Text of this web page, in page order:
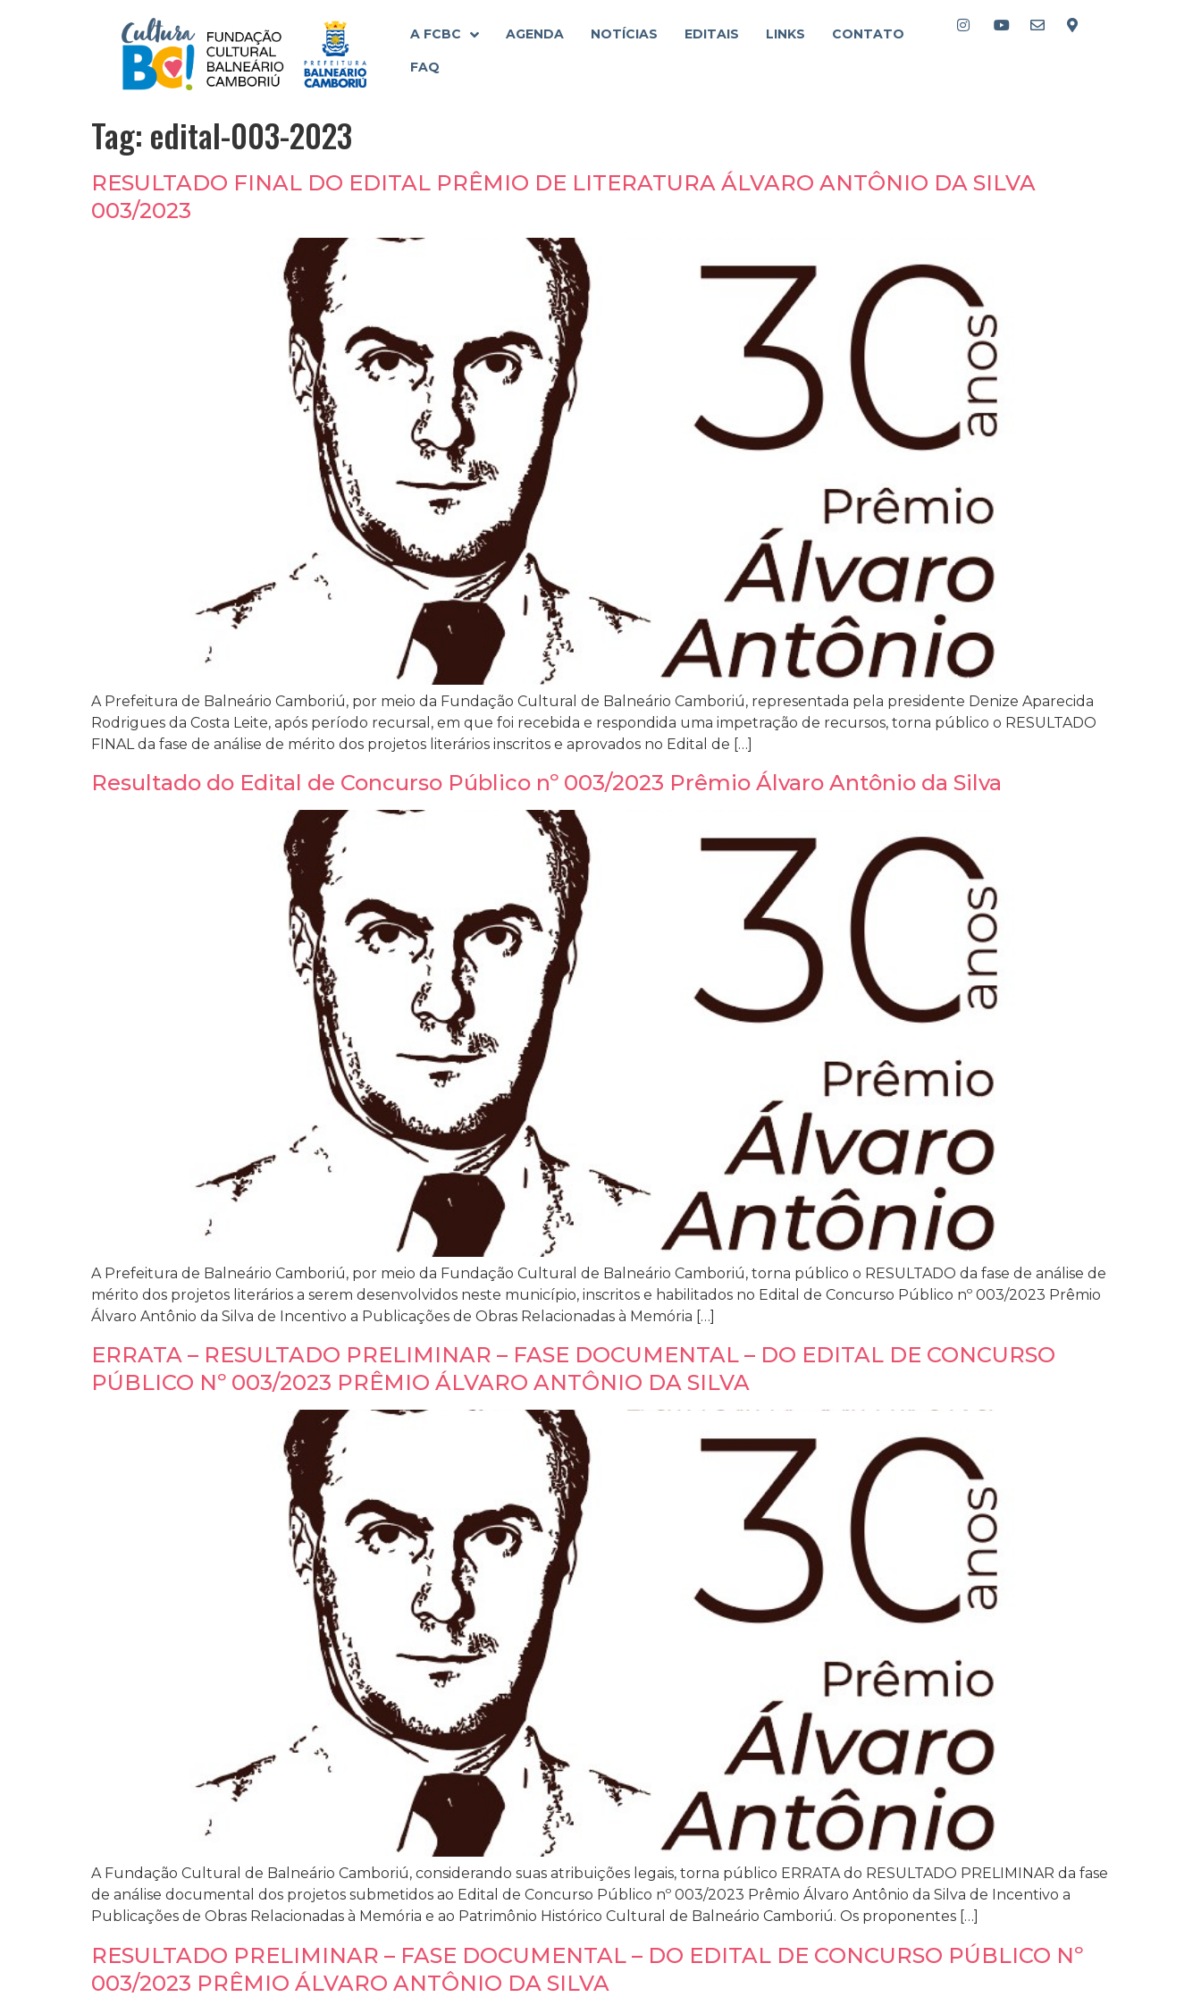
A FCBC AGENDA NOTÍCIAS EDITAIS LINKS CONTATO
FAQ
Tag: edital-003-2023
RESULTADO FINAL DO EDITAL PRÊMIO DE LITERATURA ÁLVARO ANTÔNIO DA SILVA
003/2023
A Prefeitura de Balneário Camboriú, por meio da Fundação Cultural de Balneário Camboriú, representada pela presidente Denize Aparecida
Rodrigues da Costa Leite, após período recursal, em que foi recebida e respondida uma impetração de recursos, torna público o RESULTADO
FINAL da fase de análise de mérito dos projetos literários inscritos e aprovados no Edital de […]
Resultado do Edital de Concurso Público nº 003/2023 Prêmio Álvaro Antônio da Silva
A Prefeitura de Balneário Camboriú, por meio da Fundação Cultural de Balneário Camboriú, torna público o RESULTADO da fase de análise de
mérito dos projetos literários a serem desenvolvidos neste município, inscritos e habilitados no Edital de Concurso Público nº 003/2023 Prêmio
Álvaro Antônio da Silva de Incentivo a Publicações de Obras Relacionadas à Memória […]
ERRATA – RESULTADO PRELIMINAR – FASE DOCUMENTAL – DO EDITAL DE CONCURSO
PÚBLICO Nº 003/2023 PRÊMIO ÁLVARO ANTÔNIO DA SILVA
A Fundação Cultural de Balneário Camboriú, considerando suas atribuições legais, torna público ERRATA do RESULTADO PRELIMINAR da fase
de análise documental dos projetos submetidos ao Edital de Concurso Público nº 003/2023 Prêmio Álvaro Antônio da Silva de Incentivo a
Publicações de Obras Relacionadas à Memória e ao Patrimônio Histórico Cultural de Balneário Camboriú. Os proponentes […]
RESULTADO PRELIMINAR – FASE DOCUMENTAL – DO EDITAL DE CONCURSO PÚBLICO Nº
003/2023 PRÊMIO ÁLVARO ANTÔNIO DA SILVA